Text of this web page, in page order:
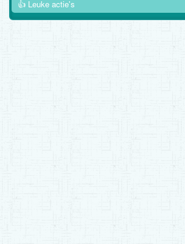
👍 Leuke actie's